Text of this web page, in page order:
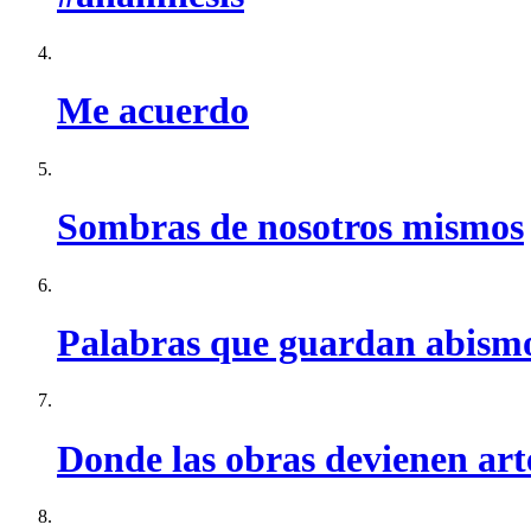
Me acuerdo
Sombras de nosotros mismos
Palabras que guardan
Donde las obras devienen